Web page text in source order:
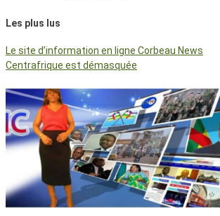
Les plus lus
Le site d’information en ligne Corbeau News
Centrafrique est démasquée